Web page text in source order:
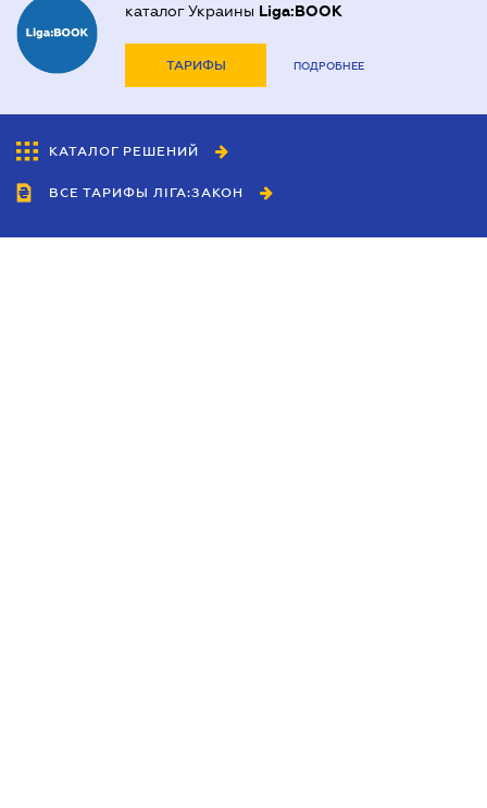
каталог Украины Liga:BOOK
ТАРИФЫ ПОДРОБНЕЕ
КАТАЛОГ РЕШЕНИЙ
ВСЕ ТАРИФЫ ЛІГА:ЗАКОН